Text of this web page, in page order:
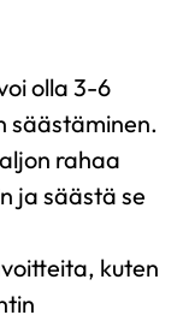
olla 3-6
säästäminen.
rahaa
ja säästä se
kuten